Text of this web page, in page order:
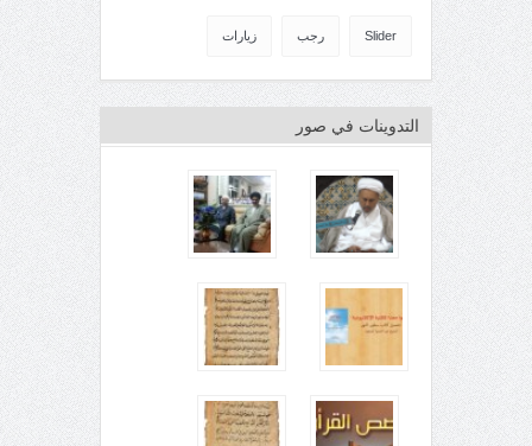
Slider رجب زيارات
التدوينات في صور